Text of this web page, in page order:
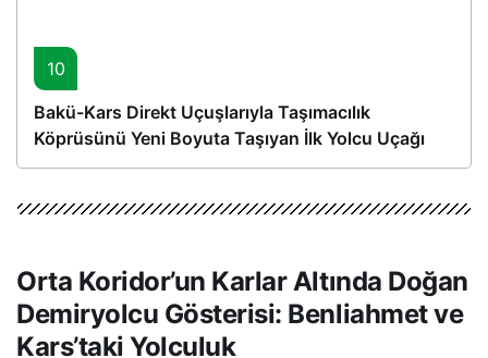
10
Bakü-Kars Direkt Uçuşlarıyla Taşımacılık
Köprüsünü Yeni Boyuta Taşıyan İlk Yolcu Uçağı
Hareket Etti
Orta Koridor’un Karlar Altında Doğan
Demiryolcu Gösterisi: Benliahmet ve
Kars’taki Yolculuk